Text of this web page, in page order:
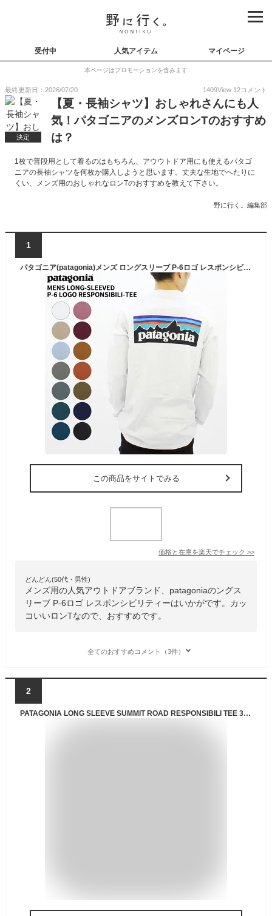
受付中 人気アイテム マイページ
本ページはプロモーションを含みます
最終更新日：2026/07/20 1409View 12コメント
決定
【夏・長袖シャツ】おしゃれさんにも人
気！パタゴニアのメンズロンTのおすすめ
は？
1枚で普段用として着るのはもちろん、アウウトドア用にも使えるパタゴ
ニアの長袖シャツを何枚か購入しようと思います。丈夫な生地でへたりに
くい、メンズ用のおしゃれなロンTのおすすめを教えて下さい。
野に行く。編集部
1
パタゴニア(patagonia)メンズ ロングスリーブ P-6ロゴ レスポンシビリティー L/SL (Mens Long-Sleeved P-6 Logo Responsibili-Tee) 長袖/ロンT Tシャツ/メンズ [AA]
この商品をサイトでみる
価格と在庫を楽天でチェック >>
どんどん(50代・男性)
メンズ用の人気アウトドアブランド、patagoniaのングス
リーブ P-6ロゴ レスポンシビリティーはいかがです。カッ
コいいロンTなので、おすすめです。
全てのおすすめコメント（3件）
2
PATAGONIA LONG SLEEVE SUMMIT ROAD RESPONSIBILI TEE 38519 WHI (MENS(L)) [並行輸入品]